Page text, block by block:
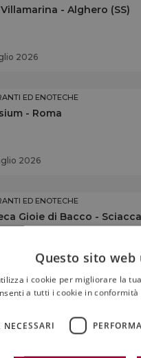
Villamarina - Alghero (SS)
2026
ED ENOTECHE
- Roma
2026
ED ENOTECHE
Gioie di Bacco - Sciacca
2026
delle Vigne - Cormòns
Questo sito web
i cookie per migliorare la
a tutti i cookie in
NECESSARI